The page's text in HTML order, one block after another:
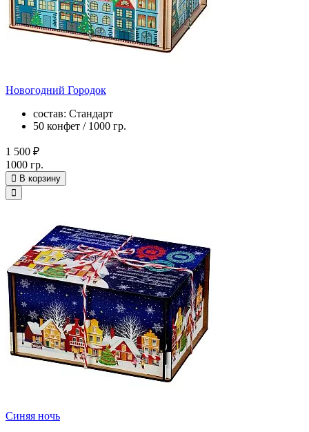
Новогодний Городок
состав: Стандарт
50 конфет / 1000 гр.
1 500 ₽
1000 гр.
В корзину
Синяя ночь